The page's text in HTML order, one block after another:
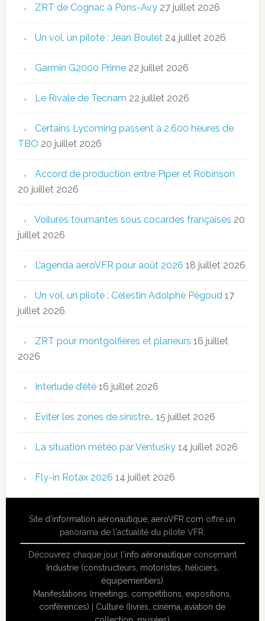
ZRT de Cognac à Pons-Avy 27 juillet 2026
Un vol, un pilote : Jean Boulet 24 juillet 2026
Garmin G2000 Prime 22 juillet 2026
Le Rivale de Tecnam 22 juillet 2026
Certains Lycoming passent à 2.600 heures de
TBO 20 juillet 2026
Accord de production entre Piper et Robinson
20 juillet 2026
Voilures tournantes sous cocardes françaises 20
juillet 2026
L’agenda aeroVFR pour août 2026 18 juillet 2026
Un vol, un pilote : Célestin Adolphe Pégoud 17
juillet 2026
ZRT pour montgolfières et planeurs 16 juillet
2026
Interlude d’été 16 juillet 2026
Eviter les zones de sinistre… 15 juillet 2026
La situation météo par Ventusky 14 juillet 2026
Fly-in Rotax 2026 14 juillet 2026
Site d'information aéronautique ,aeroVFR.com offre un
panorama de l'actualité du pilote VFR.
Découvrez chaque jour l'info aéronautiqueconcernant
Industrie (constructeurs, motoristes, héliciers,
équipementiers)
Manifestations (meetings, compétitions, expositions,
conférences) | Culture (livres, cinéma, aviation de